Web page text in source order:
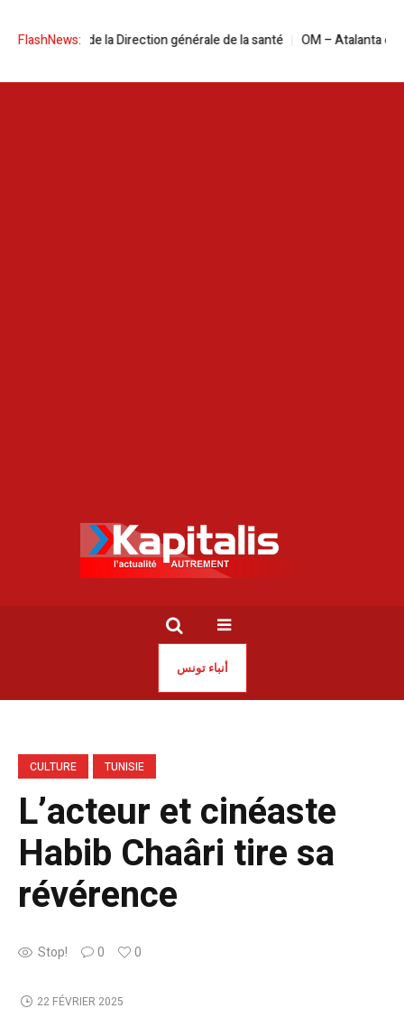
FlashNews:
à la tête de la Direction générale de la santé OM – Atalanta en live
أنباء تونس
CULTURE TUNISIE
L’acteur et cinéaste
Habib Chaâri tire sa
révérence
Stop! 0 0
22 FÉVRIER 2025